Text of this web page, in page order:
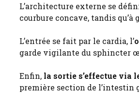
L’architecture externe se
courbure concave, tandis
L’entrée se fait par le cardia, l’
garde vigilante du sphincter
Enfin, la sortie s’effectue via
première section de l’intestin